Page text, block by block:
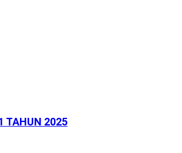
TAHUN 2025